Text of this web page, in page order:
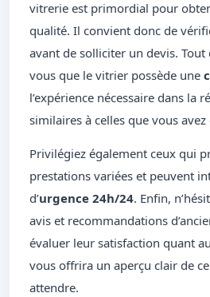
vitrerie est primordial pour
qualité. Il convient donc de
avant de solliciter un devis. Tout
vous que le vitrier possède une
l’expérience nécessaire dans la
similaires à celles que vous avez
Privilégiez également ceux qui
prestations variées et peuvent
d’urgence 24h/24. Enfin,
avis et recommandations
évaluer leur satisfaction quant
vous offrira un aperçu clair de
attendre.